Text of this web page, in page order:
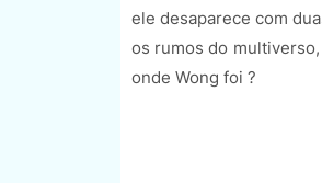
ele desaparece com
os rumos do
onde Wong foi ?